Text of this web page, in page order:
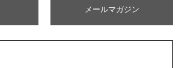
メールマガジン